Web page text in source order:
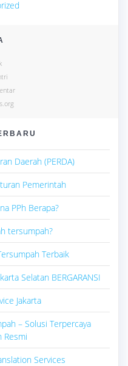
Daerah (PERDA)
Pemerintah
PPh Berapa?
tersumpah?
Terbaik
Selatan BERGARANSI
Jakarta
– Solusi Terpercaya
Resmi
Services